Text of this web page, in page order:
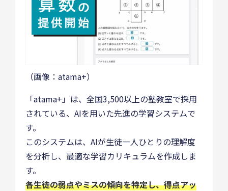
（画像：atama+）
「atama+」は、全国3,500以上の塾教室で採用
されている、AIを用いた先進の学習システムで
す。
このシステムは、AIが生徒一人ひとりの理解度
を分析し、最適な学習カリキュラムを作成しま
す。
各生徒の弱点やミスの傾向を特定し、得点アッ